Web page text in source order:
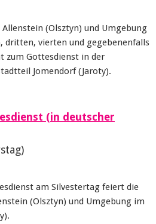
(Olsztyn) und Umgebung
dritten, vierten und gegebenenfalls
zum Gottesdienst in der
Jomendorf (Jaroty).
(in deutscher
am Silvestertag feiert die
(Olsztyn) und Umgebung im